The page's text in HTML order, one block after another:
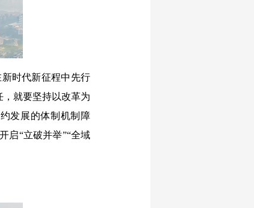
时代新征程中先行
，就要坚持以改革为
发展的体制机制障
启“立破并举”“全域